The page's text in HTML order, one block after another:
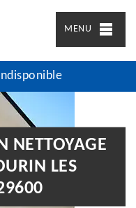
MENU
NETTOYAGE
LES